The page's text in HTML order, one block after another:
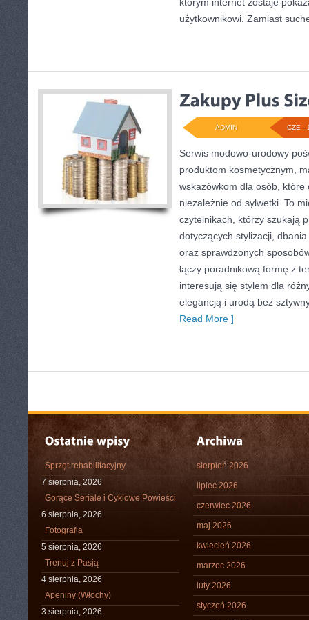
użytkownikowi. Zamiast
CZE -
ADMIN
Serwis modowo-urodowy
produktom kosmetycznym,
wskazówkom dla osób, które
niezależnie od sylwetki. To
czytelnikach, którzy szukają
dotyczących stylizacji,
oraz sprawdzonych
łączy poradnikową formę z
interesują się stylem dla
elegancją i urodą bez
Read More ]
Sprzęt rehabilitacyjny
7 sierpnia, 2026
Gorące Seriale i Cyklowe Powieści
6 sierpnia, 2026
Fotografia
5 sierpnia, 2026
Trenuj z Pasją
4 sierpnia, 2026
Apeniny (Włochy)
3 sierpnia, 2026
sierpień 2026
lipiec 2026
czerwiec 2026
maj 2026
kwiecień 2026
marzec 2026
luty 2026
styczeń 2026